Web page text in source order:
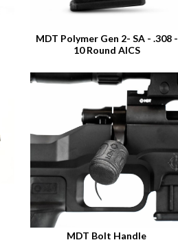
MDT Polymer Gen 2- SA - .308 -
10 Round AICS
MDT Bolt Handle